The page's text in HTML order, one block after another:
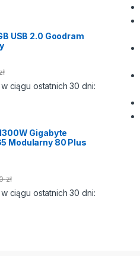
USB 2.0 Goodram
ciągu ostatnich 30 dni:
Gigabyte
Modularny 80 Plus
zł
ciągu ostatnich 30 dni: